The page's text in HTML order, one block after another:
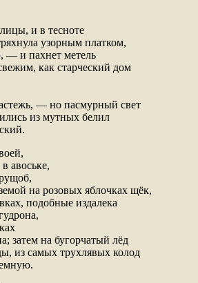
и в тесноте
узорным платком,
— и пахнет метель
как старческий дом
— но пасмурный свет
из мутных белил
авоське,
на розовых яблочках щёк,
подобные издалека
затем на бугорчатый лёд
из самых трухлявых колод